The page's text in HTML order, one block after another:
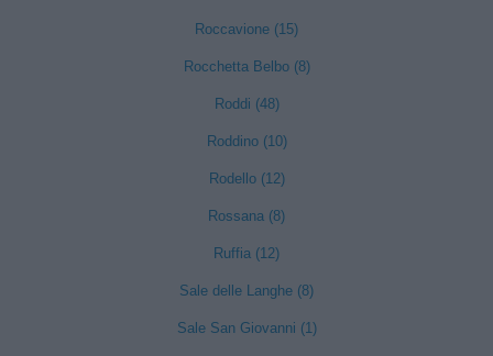
Roccavione (15)
Rocchetta Belbo (8)
Roddi (48)
Roddino (10)
Rodello (12)
Rossana (8)
Ruffia (12)
Sale delle Langhe (8)
Sale San Giovanni (1)